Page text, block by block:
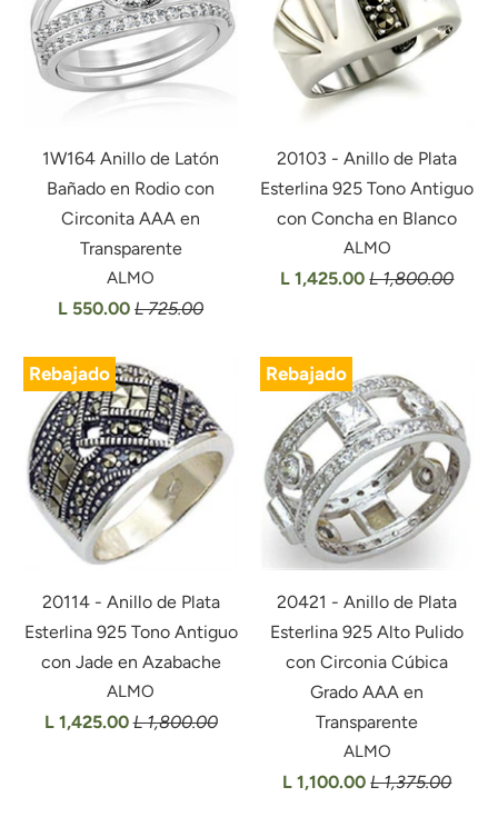
1W164 Anillo de Latón
Bañado en Rodio con
Circonita AAA en
Transparente
ALMO
L 550.00L 725.00
20103 - Anillo de Plata
Esterlina 925 Tono Antiguo
con Concha en Blanco
ALMO
L 1,425.00L 1,800.00
Rebajado
20114 - Anillo de Plata
Esterlina 925 Tono Antiguo
con Jade en Azabache
ALMO
L 1,425.00L 1,800.00
Rebajado
20421 - Anillo de Plata
Esterlina 925 Alto Pulido
con Circonia Cúbica
Grado AAA en
Transparente
ALMO
L 1,100.00L 1,375.00